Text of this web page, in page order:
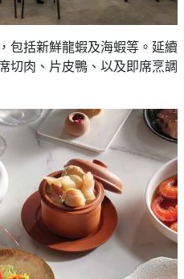
包括新鮮龍蝦及海蝦等。延續
切肉、片皮鴨、以及即席烹調